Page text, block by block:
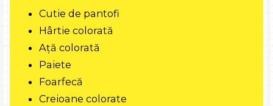
Cutie de pantofi
Hârtie colorată
Ață colorată
Paiete
Foarfecă
Creioane colorate